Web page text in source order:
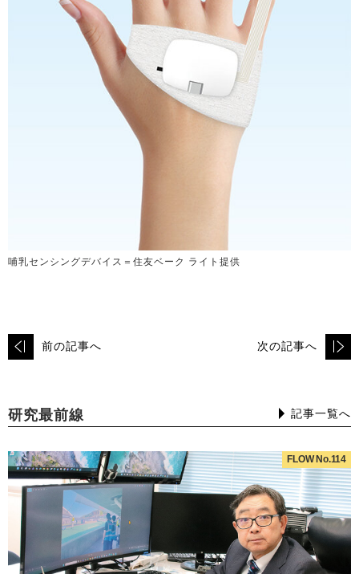
哺乳センシングデバイス＝住友ベーク ライト提供
前の記事へ 次の記事へ
研究最前線 記事一覧へ
FLOW No.114